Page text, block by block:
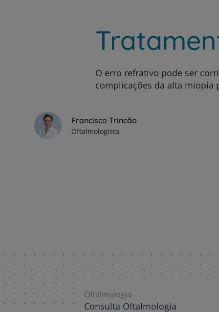
O erro refrativo pode ser
complicações da alta miopia
Francisco Trincão
Oftalmologista
Oftalmologia
Consulta Oftalmologia